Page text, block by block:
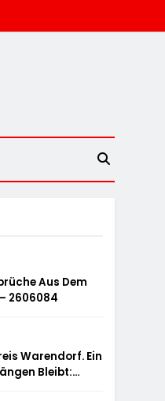
Aus Dem
2606084
Warendorf. Ein
Bleibt: